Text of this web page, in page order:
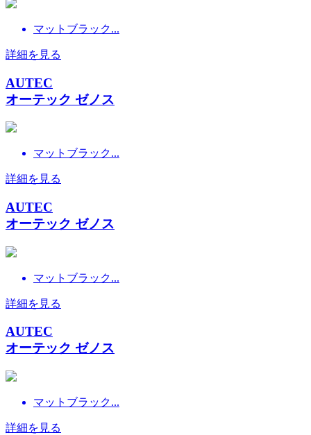
マットブラック...
詳細を見る
AUTEC
オーテック ゼノス
マットブラック...
詳細を見る
AUTEC
オーテック ゼノス
マットブラック...
詳細を見る
AUTEC
オーテック ゼノス
マットブラック...
詳細を見る